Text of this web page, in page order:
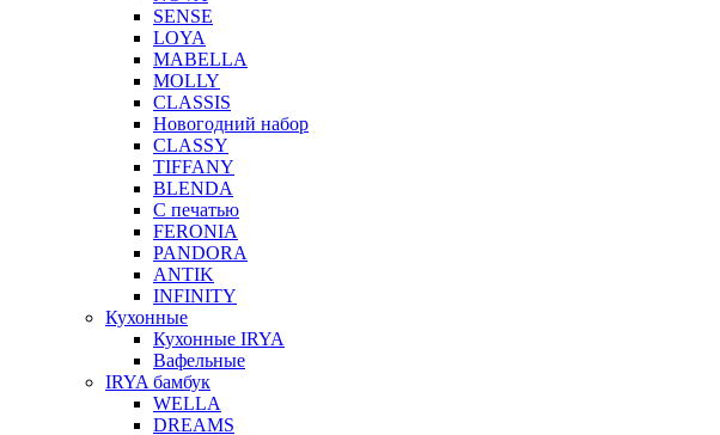
SENSE
LOYA
MABELLA
MOLLY
CLASSIS
Новогодний набор
CLASSY
TIFFANY
BLENDA
С печатью
FERONIA
PANDORA
ANTIK
INFINITY
Кухонные
Кухонные IRYA
Вафельные
IRYA бамбук
WELLA
DREAMS